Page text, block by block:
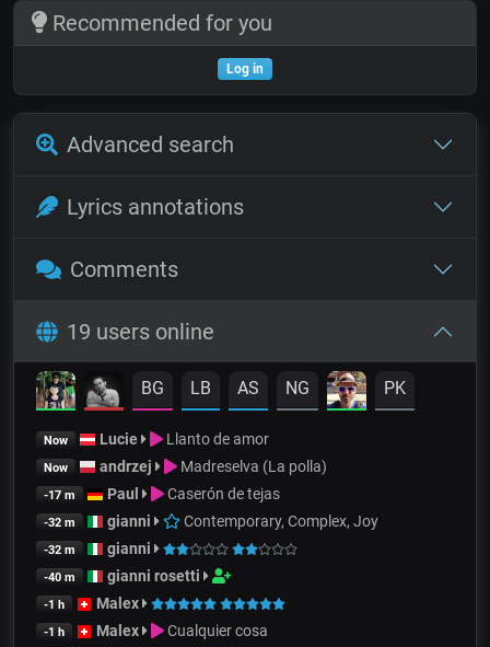
Recommended for you
Log in
Advanced search
Lyrics annotations
Comments
19 users online
BG LB AS NG PK
Now Lucie Llanto de amor
Now andrzej Madreselva (La polla)
-17 m Paul Caserón de tejas
-32 m gianni Contemporary, Complex, Joy
-32 m gianni
-40 m gianni rosetti
-1 h Malex
-1 h Malex Cualquier cosa